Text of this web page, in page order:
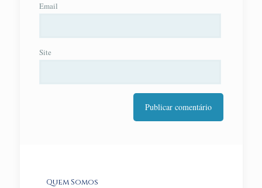
Email
Site
Quem Somos